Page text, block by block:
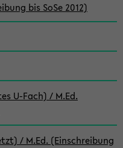
bis SoSe 2012)
U-Fach) / M.Ed.
/ M.Ed. (Einschreibung